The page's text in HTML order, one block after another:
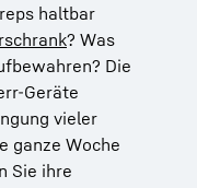
haltbar
? Was
Die
Geräte
vieler
ganze Woche
Sie ihre